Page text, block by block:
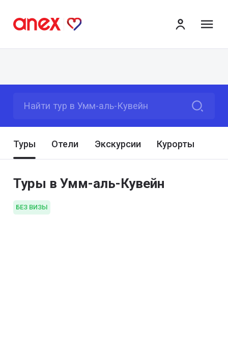
Найти тур в Умм-аль-Кувейн
Туры Отели Экскурсии Курорты
Туры в Умм-аль-Кувейн
БЕЗ ВИЗЫ